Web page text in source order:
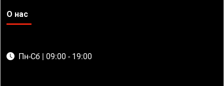
О нас
Пн-Сб | 09:00 - 19:00